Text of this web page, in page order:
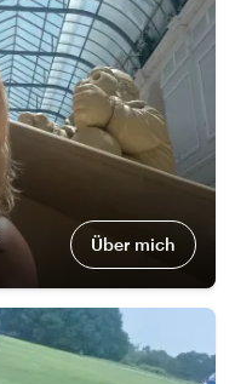
Über mich